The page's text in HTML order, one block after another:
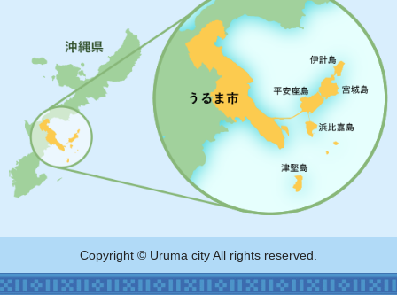
Copyright © Uruma city All rights reserved.